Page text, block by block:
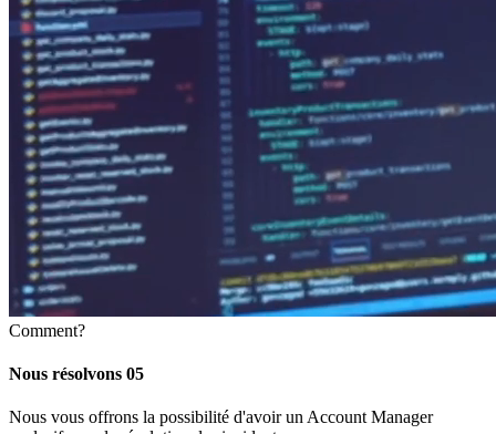
Comment?
Nous résolvons 05
Nous vous offrons la possibilité d'avoir un Account Manager